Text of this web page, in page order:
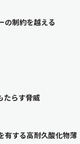
の制約を越える
たらす脅威
有する高耐久酸化物薄